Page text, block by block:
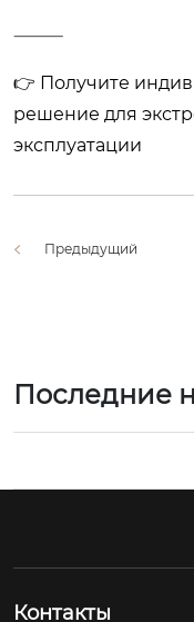
⸻
👉 Получите
решение для
эксплуатации
Предыдущий
Последние
Контакты